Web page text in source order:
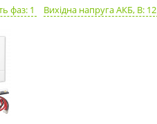
фаз: 1 Вихідна напруга АКБ, В: 12